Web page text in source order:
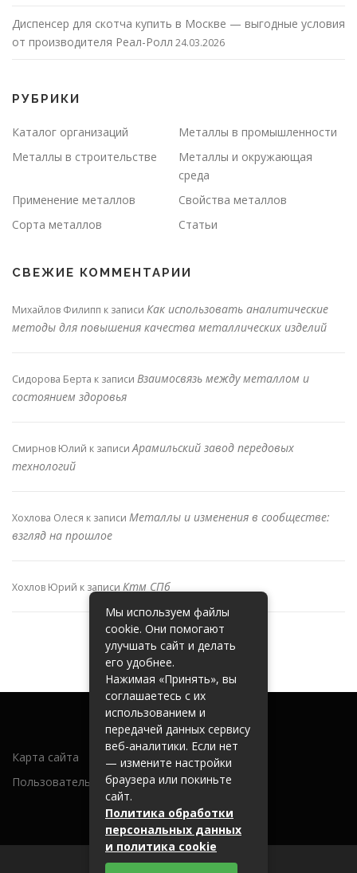
Диспенсер для скотча купить в Москве — выгодные условия
от производителя Реал-Ролл 24.03.2026
РУБРИКИ
Каталог организаций
Металлы в промышленности
Металлы в строительстве
Металлы и окружающая
среда
Применение металлов
Свойства металлов
Сорта металлов
Статьи
СВЕЖИЕ КОММЕНТАРИИ
Михайлов Филипп к записи Как использовать аналитические
методы для повышения качества металлических изделий
Сидорова Берта к записи Взаимосвязь между металлом и
состоянием здоровья
Смирнов Юлий к записиАрамильский завод передовых
технологий
Хохлова Олеся к записи Металлы и изменения в сообществе:
взгляд на прошлое
Хохлов Юрий к записи Ктм СПб
Карта сайта
Пользовательское соглашение
Мы используем файлы
cookie. Они помогают
улучшать сайт и делать
его удобнее.
Нажимая «Принять», вы
соглашаетесь с их
использованием и
передачей данных сервису
веб-аналитики. Если нет
— измените настройки
браузера или покиньте
сайт.
Политика обработки
персональных данных
и политика cookie